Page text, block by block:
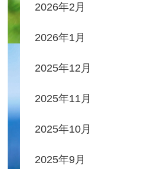
2026年2月
2026年1月
2025年12月
2025年11月
2025年10月
2025年9月